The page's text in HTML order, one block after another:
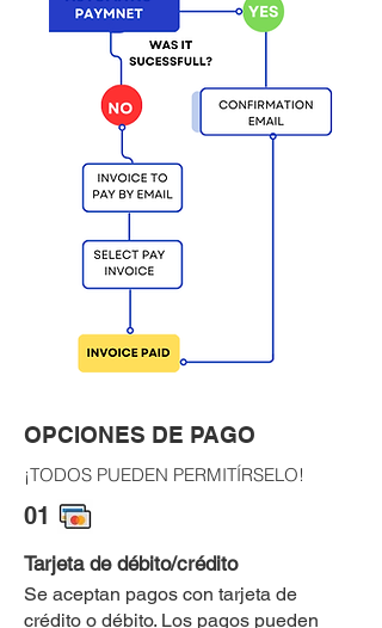
OPCIONES DE PAGO
¡TODOS PUEDEN PERMITÍRSELO!
01
Tarjeta de débito/crédito
Se aceptan pagos con tarjeta de
crédito o débito. Los pagos pueden